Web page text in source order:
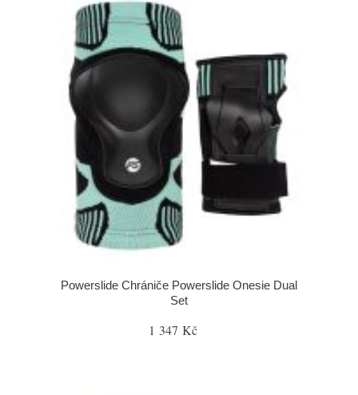
Powerslide Chrániče Powerslide Onesie Dual
Set
1 347 Kč